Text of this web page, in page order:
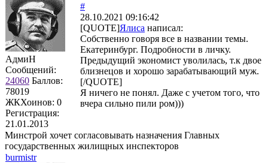
АдмиН
Сообщений:
24060 Баллов:
78019
ЖКХоинов: 0
Регистрация:
21.01.2013
#
28.10.2021 09:16:42
[QUOTE]Ялиса написал:
Собственно говоря все в названии темы.
Екатеринбург. Подробности в личку.
Предыдущий экономист уволилась, т.к двое
близнецов и хорошо зарабатывающий муж.
[/QUOTE]
Я ничего не понял. Даже с учетом того, что
вчера сильно пили ром)))
Минстрой хочет согласовывать назначения Главных
государственных жилищных инспекторов
burmistr